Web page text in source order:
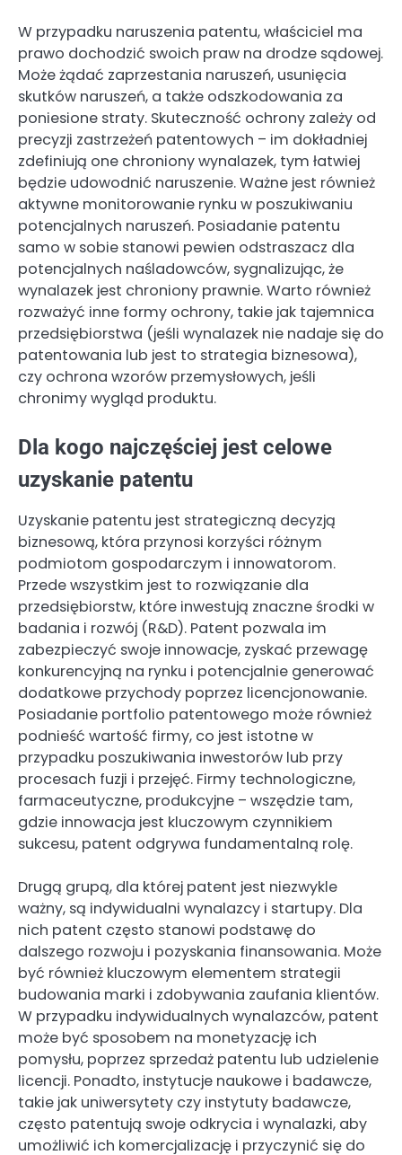
W przypadku naruszenia patentu, właściciel ma
prawo dochodzić swoich praw na drodze sądowej.
Może żądać zaprzestania naruszeń, usunięcia
skutków naruszeń, a także odszkodowania za
poniesione straty. Skuteczność ochrony zależy od
precyzji zastrzeżeń patentowych – im dokładniej
zdefiniują one chroniony wynalazek, tym łatwiej
będzie udowodnić naruszenie. Ważne jest również
aktywne monitorowanie rynku w poszukiwaniu
potencjalnych naruszeń. Posiadanie patentu
samo w sobie stanowi pewien odstraszacz dla
potencjalnych naśladowców, sygnalizując, że
wynalazek jest chroniony prawnie. Warto również
rozważyć inne formy ochrony, takie jak tajemnica
przedsiębiorstwa (jeśli wynalazek nie nadaje się do
patentowania lub jest to strategia biznesowa),
czy ochrona wzorów przemysłowych, jeśli
chronimy wygląd produktu.
Dla kogo najczęściej jest celowe
uzyskanie patentu
Uzyskanie patentu jest strategiczną decyzją
biznesową, która przynosi korzyści różnym
podmiotom gospodarczym i innowatorom.
Przede wszystkim jest to rozwiązanie dla
przedsiębiorstw, które inwestują znaczne środki w
badania i rozwój (R&D). Patent pozwala im
zabezpieczyć swoje innowacje, zyskać przewagę
konkurencyjną na rynku i potencjalnie generować
dodatkowe przychody poprzez licencjonowanie.
Posiadanie portfolio patentowego może również
podnieść wartość firmy, co jest istotne w
przypadku poszukiwania inwestorów lub przy
procesach fuzji i przejęć. Firmy technologiczne,
farmaceutyczne, produkcyjne – wszędzie tam,
gdzie innowacja jest kluczowym czynnikiem
sukcesu, patent odgrywa fundamentalną rolę.
Drugą grupą, dla której patent jest niezwykle
ważny, są indywidualni wynalazcy i startupy. Dla
nich patent często stanowi podstawę do
dalszego rozwoju i pozyskania finansowania. Może
być również kluczowym elementem strategii
budowania marki i zdobywania zaufania klientów.
W przypadku indywidualnych wynalazców, patent
może być sposobem na monetyzację ich
pomysłu, poprzez sprzedaż patentu lub udzielenie
licencji. Ponadto, instytucje naukowe i badawcze,
takie jak uniwersytety czy instytuty badawcze,
często patentują swoje odkrycia i wynalazki, aby
umożliwić ich komercjalizację i przyczynić się do